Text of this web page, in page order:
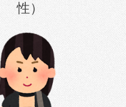
性）